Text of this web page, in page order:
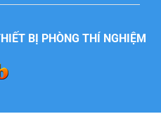
BỊ PHÒNG THÍ NGHIỆM